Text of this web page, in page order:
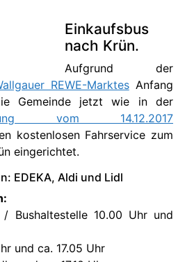
Einkaufsbus
nach Krün.
Aufgrund der
REWE-MarktesAnfang
Gemeinde jetzt wie in der
vom 14.12.2017
kostenlosen Fahrservice zum
eingerichtet.
EDEKA, Aldi und Lidl
Bushaltestelle 10.00 Uhr und
und ca. 17.05 Uhr